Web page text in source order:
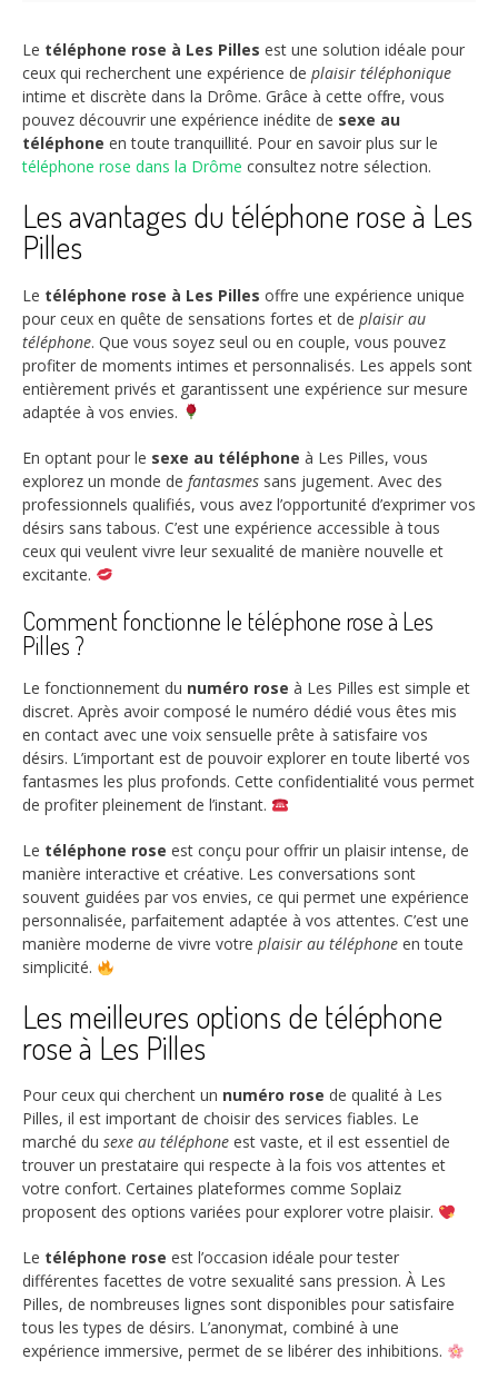
Le téléphone rose à Les Pilles est une solution idéale pour
ceux qui recherchent une expérience de plaisir téléphonique
intime et discrète dans la Drôme. Grâce à cette offre, vous
pouvez découvrir une expérience inédite de sexe au
téléphone en toute tranquillité. Pour en savoir plus sur le
téléphone rose dans la Drôme consultez notre sélection.
Les avantages du téléphone rose à Les
Pilles
Le téléphone rose à Les Pilles offre une expérience unique
pour ceux en quête de sensations fortes et de plaisir au
téléphone. Que vous soyez seul ou en couple, vous pouvez
profiter de moments intimes et personnalisés. Les appels sont
entièrement privés et garantissent une expérience sur mesure
adaptée à vos envies.
En optant pour le sexe au téléphone à Les Pilles, vous
explorez un monde de fantasmes sans jugement. Avec des
professionnels qualifiés, vous avez l’opportunité d’exprimer vos
désirs sans tabous. C’est une expérience accessible à tous
ceux qui veulent vivre leur sexualité de manière nouvelle et
excitante.
Comment fonctionne le téléphone rose à Les
Pilles ?
Le fonctionnement du numéro rose à Les Pilles est simple et
discret. Après avoir composé le numéro dédié vous êtes mis
en contact avec une voix sensuelle prête à satisfaire vos
désirs. L’important est de pouvoir explorer en toute liberté vos
fantasmes les plus profonds. Cette confidentialité vous permet
de profiter pleinement de l’instant.
Le téléphone rose est conçu pour offrir un plaisir intense, de
manière interactive et créative. Les conversations sont
souvent guidées par vos envies, ce qui permet une expérience
personnalisée, parfaitement adaptée à vos attentes. C’est une
manière moderne de vivre votre plaisir au téléphone en toute
simplicité.
Les meilleures options de téléphone
rose à Les Pilles
Pour ceux qui cherchent un numéro rose de qualité à Les
Pilles, il est important de choisir des services fiables. Le
marché du sexe au téléphone est vaste, et il est essentiel de
trouver un prestataire qui respecte à la fois vos attentes et
votre confort. Certaines plateformes comme Soplaiz
proposent des options variées pour explorer votre plaisir.
Le téléphone rose est l’occasion idéale pour tester
différentes facettes de votre sexualité sans pression. À Les
Pilles, de nombreuses lignes sont disponibles pour satisfaire
tous les types de désirs. L’anonymat, combiné à une
expérience immersive, permet de se libérer des inhibitions.